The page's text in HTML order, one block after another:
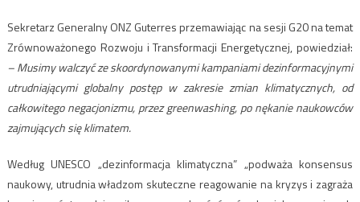
Sekretarz Generalny ONZ Guterres przemawiając na sesji G20 na temat
Zrównoważonego Rozwoju i Transformacji Energetycznej, powiedział:
– Musimy walczyć ze skoordynowanymi kampaniami dezinformacyjnymi
utrudniającymi globalny postęp w zakresie zmian klimatycznych, od
całkowitego negacjonizmu, przez greenwashing, po nękanie naukowców
zajmujących się klimatem.
Według UNESCO „dezinformacja klimatyczna” „podważa konsensus
naukowy, utrudnia władzom skuteczne reagowanie na kryzys i zagraża